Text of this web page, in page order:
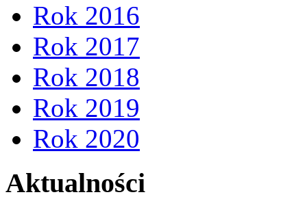
Rok 2016
Rok 2017
Rok 2018
Rok 2019
Rok 2020
Aktualności